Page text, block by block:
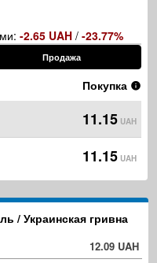
-2.65 UAH / -23.77%
Продажа
Покупка
11.15 UAH
11.15 UAH
/ Украинская гривна
12.09 UAH